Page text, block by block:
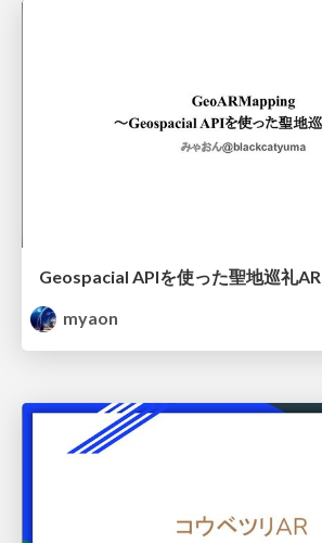
Geospacial APIを使った聖地巡礼AR
myaon